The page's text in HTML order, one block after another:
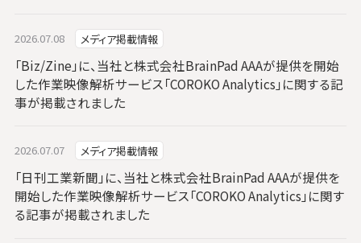
2026.07.08 メディア掲載情報
「Biz/Zine」に、当社と株式会社BrainPad AAAが提供を開始
した作業映像解析サービス「COROKO Analytics」に関する記
事が掲載されました
2026.07.07 メディア掲載情報
「日刊工業新聞」に、当社と株式会社BrainPad AAAが提供を
開始した作業映像解析サービス「COROKO Analytics」に関す
る記事が掲載されました